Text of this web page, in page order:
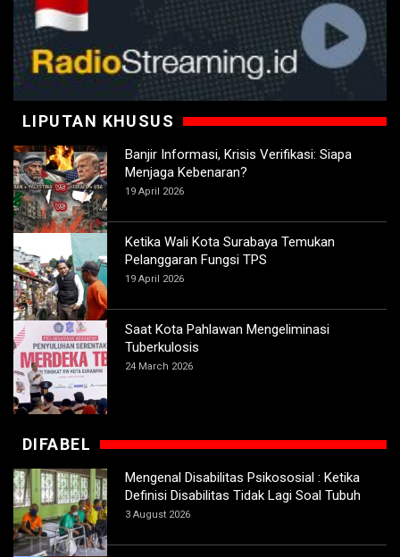
LIPUTAN KHUSUS
Banjir Informasi, Krisis Verifikasi: Siapa
Menjaga Kebenaran?
19 April 2026
Ketika Wali Kota Surabaya Temukan
Pelanggaran Fungsi TPS
19 April 2026
Saat Kota Pahlawan Mengeliminasi
Tuberkulosis
24 March 2026
DIFABEL
Mengenal Disabilitas Psikososial : Ketika
Definisi Disabilitas Tidak Lagi Soal Tubuh
3 August 2026